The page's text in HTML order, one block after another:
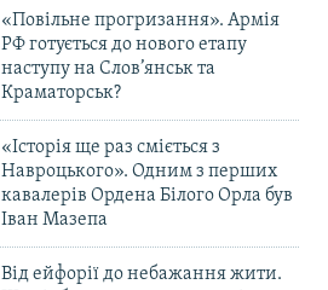
«Повільне прогризання». Армія
РФ готується до нового етапу
наступу на Слов’янськ та
Краматорськ?
«Історія ще раз сміється з
Навроцького». Одним з перших
кавалерів Ордена Білого Орла був
Іван Мазепа
Від ейфорії до небажання жити.